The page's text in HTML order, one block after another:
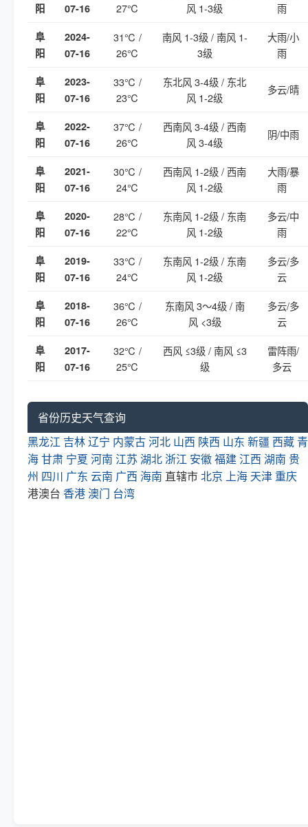
阳
07-16
27℃
风 1-3级
雨
阜
阳
2024-
07-16
31℃ /
26℃
南风 1-3级 / 南风 1-
3级
大雨/小
雨
阜
阳
2023-
07-16
33℃ /
23℃
东北风 3-4级 / 东北
风 1-2级
多云/晴
阜
阳
2022-
07-16
37℃ /
26℃
西南风 3-4级 / 西南
风 3-4级
阴/中雨
阜
阳
2021-
07-16
30℃ /
24℃
西南风 1-2级 / 西南
风 1-2级
大雨/暴
雨
阜
阳
2020-
07-16
28℃ /
22℃
东南风 1-2级 / 东南
风 1-2级
多云/中
雨
阜
阳
2019-
07-16
33℃ /
24℃
东南风 1-2级 / 东南
风 1-2级
多云/多
云
阜
阳
2018-
07-16
36℃ /
26℃
东南风 3～4级 / 南
风 <3级
多云/多
云
阜
阳
2017-
07-16
32℃ /
25℃
西风 ≤3级 / 南风 ≤3
级
雷阵雨/
多云
省份历史天气查询
黑龙江 吉林辽宁 内蒙古河北 山西 陕西 山东 新疆 西藏 青
海甘肃 宁夏 河南 江苏 湖北 浙江 安徽福建 江西 湖南 贵
州 四川 广东 云南 广西 海南 直辖市北京 上海 天津 重庆
港澳台 香港澳门 台湾